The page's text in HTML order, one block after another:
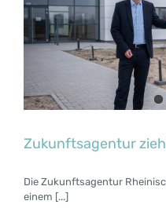
Zukunftsagentur
Die Zukunftsagentur
einem [...]